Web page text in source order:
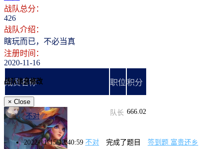
战队总分：
426
战队介绍：
瞎玩而已，不必当真
注册时间：
2020-11-16
成员名称 职位积分
不对 队长 666.02
2022-11-15 12:40:59 不对 完成了题目
签到题 富贵还乡
战队信息修改
× Close